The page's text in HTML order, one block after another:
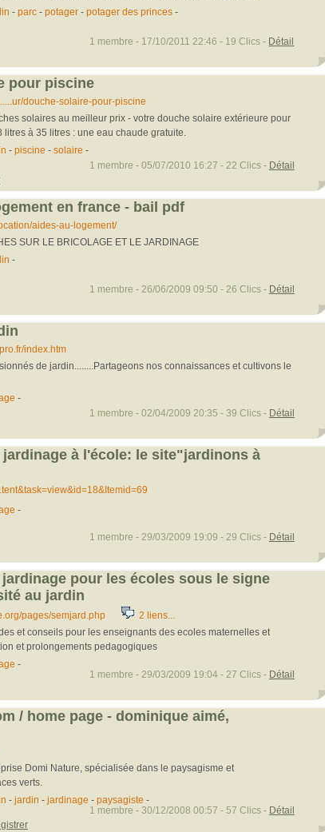
- parc- potager- potager des princes-
1 membre - 17/10/2011 22:46 - 19 Clics - Détail
pour piscine
douche-solaire-pour-piscine
solaires au meilleur prix - votre douche solaire extérieure pour
à 35 litres : une eau chaude gratuite.
- piscine - solaire -
1 membre - 05/07/2010 16:27 - 22 Clics - Détail
en france - bail pdf
aides-au-logement/
SUR LE BRICOLAGE ET LE JARDINAGE
-
1 membre - 26/06/2009 09:50 - 26 Clics - Détail
index.htm
de jardin........Partageons nos connaissances et cultivons le
-
1 membre - 02/04/2009 20:35 - 39 Clics - Détail
à l'école: le site"jardinons à
-
1 membre - 29/03/2009 19:09 - 29 Clics - Détail
jardinage pour les écoles sous le signe
au jardin
pages/semjard.php 2 liens...
et conseils pour les enseignants des ecoles maternelles et
et prolongements pedagogiques
-
1 membre - 29/03/2009 19:04 - 27 Clics - Détail
/ home page - dominique aimé,
Domi Nature, spécialisée dans le paysagisme et
verts.
- jardin - jardinage - paysagiste -
1 membre - 30/12/2008 00:57 - 57 Clics - Détail